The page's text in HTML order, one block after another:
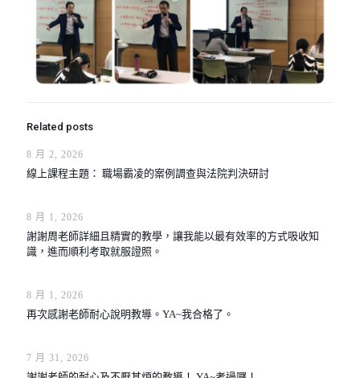
Related posts
8 月 2, 2026
線上課程主題： 職場霸凌的案例調查與法院判決研討
8 月 1, 2026
謝謝周老師詳細且精實的教學，讓我能以最有效率的方式吸收知
識，進而順利考取就服證照。
8 月 1, 2026
再次感謝老師耐心說明教導。YA~我合格了。
7 月 31, 2026